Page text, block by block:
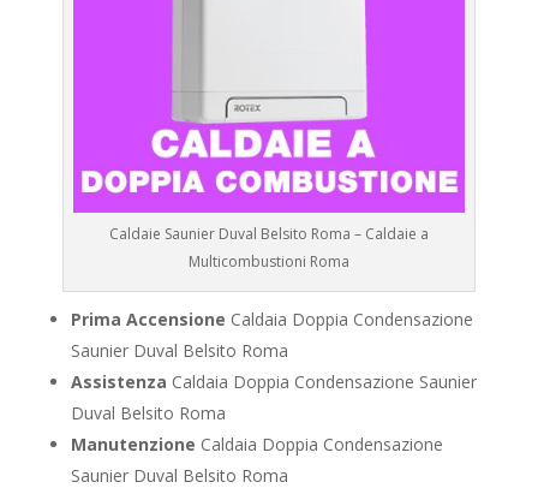
Caldaie Saunier Duval Belsito Roma – Caldaie a
Multicombustioni Roma
Prima Accensione Caldaia Doppia Condensazione
Saunier Duval Belsito Roma
Assistenza Caldaia Doppia Condensazione Saunier
Duval Belsito Roma
Manutenzione Caldaia Doppia Condensazione
Saunier Duval Belsito Roma